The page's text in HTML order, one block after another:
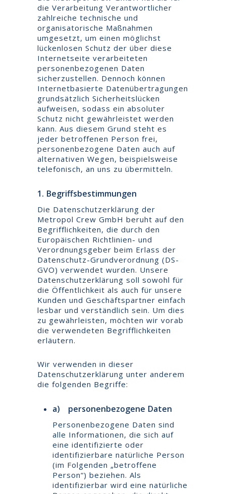
die Verarbeitung Verantwortlicher
zahlreiche technische und
organisatorische Maßnahmen
umgesetzt, um einen möglichst
lückenlosen Schutz der über diese
Internetseite verarbeiteten
personenbezogenen Daten
sicherzustellen. Dennoch können
Internetbasierte Datenübertragungen
grundsätzlich Sicherheitslücken
aufweisen, sodass ein absoluter
Schutz nicht gewährleistet werden
kann. Aus diesem Grund steht es
jeder betroffenen Person frei,
personenbezogene Daten auch auf
alternativen Wegen, beispielsweise
telefonisch, an uns zu übermitteln.
1. Begriffsbestimmungen
Die Datenschutzerklärung der
Metropol Crew GmbH beruht auf den
Begrifflichkeiten, die durch den
Europäischen Richtlinien- und
Verordnungsgeber beim Erlass der
Datenschutz-Grundverordnung (DS-
GVO) verwendet wurden. Unsere
Datenschutzerklärung soll sowohl für
die Öffentlichkeit als auch für unsere
Kunden und Geschäftspartner einfach
lesbar und verständlich sein. Um dies
zu gewährleisten, möchten wir vorab
die verwendeten Begrifflichkeiten
erläutern.
Wir verwenden in dieser
Datenschutzerklärung unter anderem
die folgenden Begriffe:
a) personenbezogene Daten
Personenbezogene Daten sind
alle Informationen, die sich auf
eine identifizierte oder
identifizierbare natürliche Person
(im Folgenden „betroffene
Person“) beziehen. Als
identifizierbar wird eine natürliche